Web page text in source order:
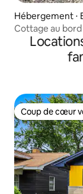
Hébergement ⋅
Cottage au bord
Coup de cœur
Coup de cœur